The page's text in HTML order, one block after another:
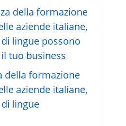
della formazione
aziende italiane,
lingue